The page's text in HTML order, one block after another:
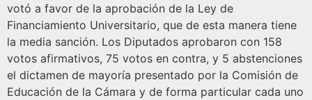
votó a favor de la aprobación de la Ley de
Financiamiento Universitario, que de esta manera tiene
la media sanción. Los Diputados aprobaron con 158
votos afirmativos, 75 votos en contra, y 5 abstenciones
el dictamen de mayoría presentado por la Comisión de
Educación de la Cámara y de forma particular cada uno